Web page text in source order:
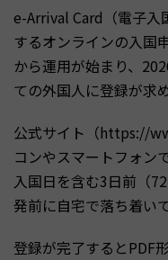
e-Arrival Card（電子入
するオンラインの入国
から運用が始まり、
ての外国人に登録が求
公式サイト（https://
コンやスマートフォン
入国日を含む3日前（
発前に自宅で落ち着い
登録が完了するとPDF